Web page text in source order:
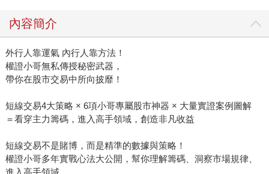
內容簡介
外行人靠運氣 內行人靠方法！
權證小哥無私傳授秘密武器，
帶你在股市交易中所向披靡！
短線交易4大策略 × 6項小哥專屬股市神器 × 大量實證案例圖解
＝看穿主力籌碼，進入高手領域，創造非凡收益
短線交易不是賭博，而是精準的數據與策略！
權證小哥多年實戰心法大公開，幫你理解籌碼、洞察市場規律、
進入高手領域。